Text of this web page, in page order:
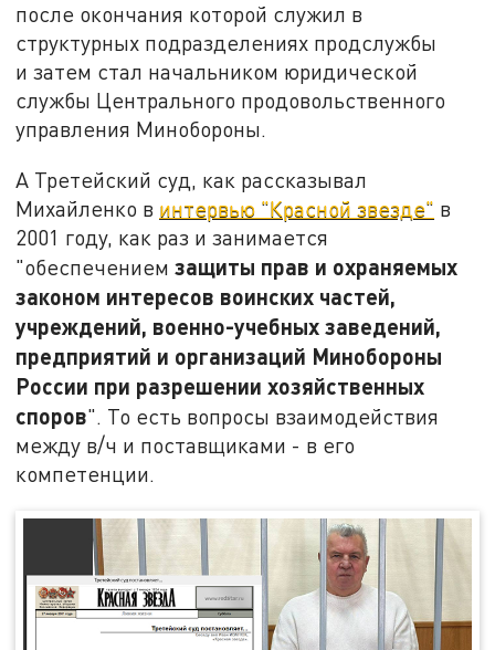
после окончания которой служил в
структурных подразделениях продслужбы
и затем стал начальником юридической
службы Центрального продовольственного
управления Минобороны.
А Третейский суд, как рассказывал
Михайленко в интервью "Красной звезде" в
2001 году, как раз и занимается
"обеспечениемзащиты прав и охраняемых
законом интересов воинских частей,
учреждений, военно-учебных заведений,
предприятий и организаций Минобороны
России при разрешении хозяйственных
споров". То есть вопросы взаимодействия
между в/ч и поставщиками - в его
компетенции.